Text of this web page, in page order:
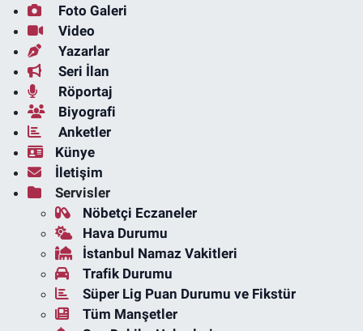
Foto Galeri
Video
Yazarlar
Seri İlan
Röportaj
Biyografi
Anketler
Künye
İletişim
Servisler
Nöbetçi Eczaneler
Hava Durumu
İstanbul Namaz Vakitleri
Trafik Durumu
Süper Lig Puan Durumu ve Fikstür
Tüm Manşetler